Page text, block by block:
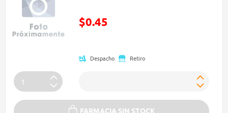
Precio reducido de
$0.45
Despacho Retiro
FARMACIA SIN STOCK